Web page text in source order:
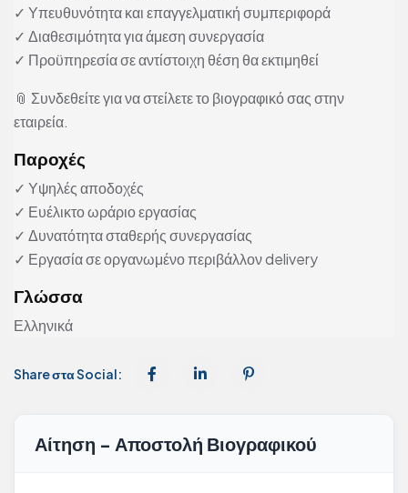
✓ Υπευθυνότητα και επαγγελματική συμπεριφορά
✓ Διαθεσιμότητα για άμεση συνεργασία
✓ Προϋπηρεσία σε αντίστοιχη θέση θα εκτιμηθεί
📎 Συνδεθείτε για να στείλετε το βιογραφικό σας στην
εταιρεία.
Παροχές
✓ Υψηλές αποδοχές
✓ Ευέλικτο ωράριο εργασίας
✓ Δυνατότητα σταθερής συνεργασίας
✓ Εργασία σε οργανωμένο περιβάλλον delivery
Γλώσσα
Ελληνικά
Share στα Social:
Αίτηση - Αποστολή Βιογραφικού